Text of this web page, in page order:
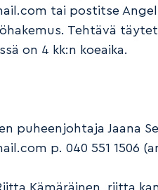
tai postitse
Tehtävä
on 4 kk:n koeaika.
puheenjohtaja Jaana
p. 040 551 1506